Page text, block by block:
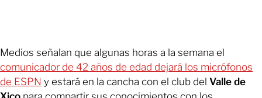
Medios señalan que algunas horas a la semana el
comunicador de 42 años de edad dejará los micrófonos
de ESPN y estará en la cancha con el club del Valle de